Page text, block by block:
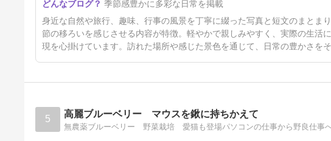
季節感豊かに多彩な日常を掲載
身近な自然や旅行、趣味、行事の風景を丁寧に綴った写真と短文のまとま
節の移ろいを感じさせる内容が特徴。軽やかで親しみやすく、実際の生活
現を心掛けています。訪れた場所や感じた景色を通じて、日常の豊かさを
5 高麗ブルーベリー マウスを鍬に持ちかえて
無農薬ブルーベリー 野菜栽培 愛猫も登場パソコンの仕事から野良仕事